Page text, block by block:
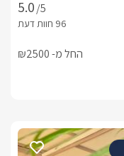
/5
החל מ- ₪2500